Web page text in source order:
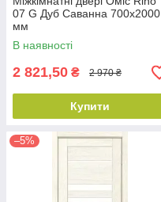
07 G Дуб Саванна 700х2000
мм
В наявності
2 821,50 ₴ 2 970 ₴
Купити
–5%